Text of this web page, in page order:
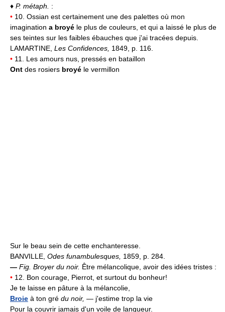
♦ P. métaph.
:
• 10. Ossian est certainement une des palettes où mon
imagination a broyé le plus de couleurs, et qui a laissé le plus de
ses teintes sur les faibles ébauches que j'ai tracées depuis.
LAMARTINE, Les Confidences, 1849, p. 116.
• 11. Les amours nus, pressés en bataillon
Ont des rosiers broyé le vermillon
Sur le beau sein de cette enchanteresse.
BANVILLE, Odes funambulesques, 1859, p. 284.
— Fig. Broyer du noir. Être mélancolique, avoir des idées tristes :
• 12. Bon courage, Pierrot, et surtout du bonheur!
Je te laisse en pâture à la mélancolie,
Broie à ton gré du noir, — j'estime trop la vie
Pour la couvrir jamais d'un voile de langueur.